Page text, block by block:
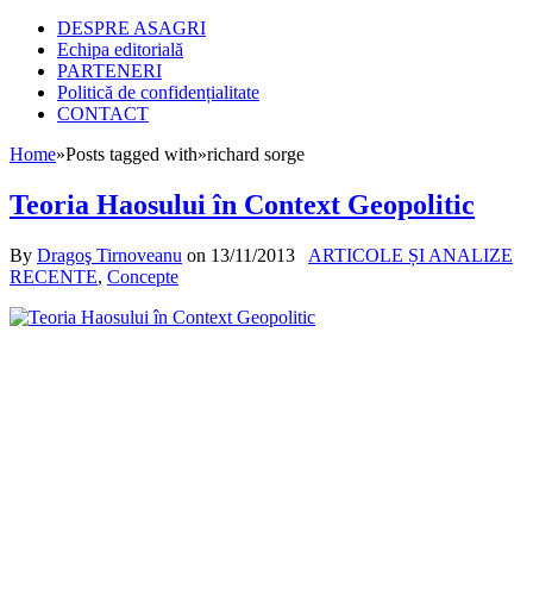
DESPRE ASAGRI
Echipa editorială
PARTENERI
Politică de confidențialitate
CONTACT
Home»Posts tagged with»richard sorge
Teoria Haosului în Context Geopolitic
By Dragoş Tirnoveanu on 13/11/2013
ARTICOLE ȘI ANALIZE
RECENTE, Concepte